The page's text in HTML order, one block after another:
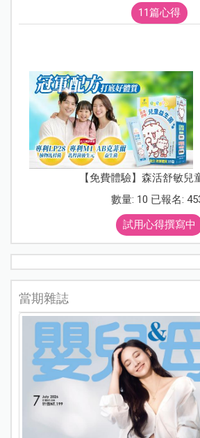
11篇心得
【免費體驗】森活舒敏兒
數量: 10 已報名:
試用心得撰寫中
當期雜誌